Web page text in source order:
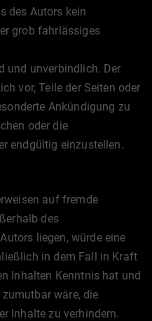
des Autors kein
grob fahrlässiges
und unverbindlich. Der
vor, Teile der Seiten oder
Ankündigung zu
oder die
endgültig einzustellen.
auf fremde
des
liegen, würde eine
in dem Fall in Kraft
Inhalten Kenntnis hat und
wäre, die
Inhalte zu verhindern.